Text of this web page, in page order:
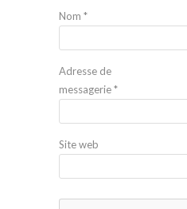
Nom *
Adresse de
messagerie*
Site web